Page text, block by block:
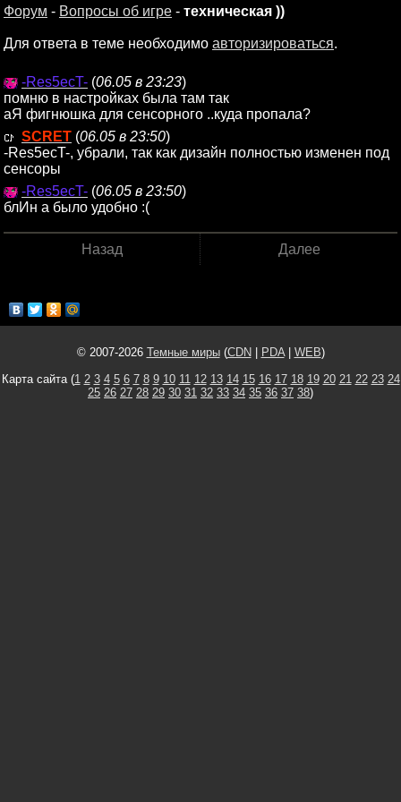
Форум - Вопросы об игре - техническая ))
Для ответа в теме необходимо авторизироваться.
-Res5ecT- (06.05 в 23:23)
помню в настройках была там так
аЯ фигнюшка для сенсорного ..куда пропала?
SCRET (06.05 в 23:50)
-Res5ecT-, убрали, так как дизайн полностью изменен под
сенсоры
-Res5ecT- (06.05 в 23:50)
блИн а было удобно :(
Назад Далее
© 2007-2026 Темные миры(CDN PDA| WEB)
Карта сайта (1 2 3 4 5 6 7 8 9 10 11 12 13 14 15 16 17 18 19 20 21 22 23 24
25 26 27 28 29 30 31 32 33 34 35 36 37 38)